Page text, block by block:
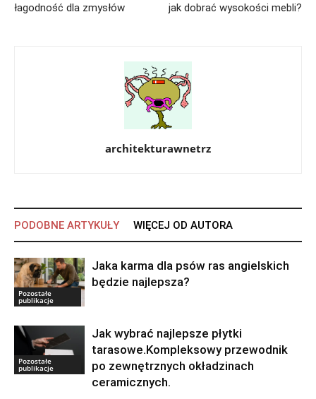
łagodność dla zmysłów
jak dobrać wysokości mebli?
architekturawnetrz
PODOBNE ARTYKUŁY WIĘCEJ OD AUTORA
Pozostałe
publikacje
Jaka karma dla psów ras angielskich
będzie najlepsza?
Pozostałe
publikacje
Jak wybrać najlepsze płytki
tarasowe.Kompleksowy przewodnik
po zewnętrznych okładzinach
ceramicznych.